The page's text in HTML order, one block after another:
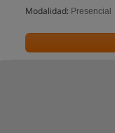
Modalidad: Presencial